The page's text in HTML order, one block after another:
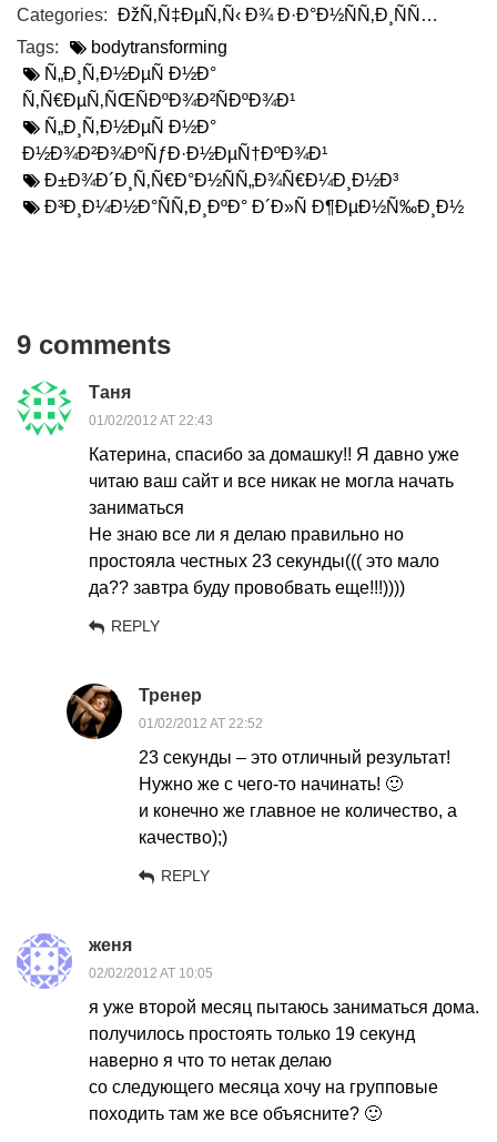
Categories: ÐžÑ‚Ñ‡ÐµÑ‚Ñ‹ Ð¾ Ð·Ð°Ð½ÑÑ‚Ð¸ÑÑ…
Tags:
bodytransforming
Ñ„Ð¸Ñ‚Ð½ÐµÑ Ð½Ð°
Ñ‚Ñ€ÐµÑ‚ÑŒÑÐºÐ¾Ð²ÑÐºÐ¾Ð¹
Ñ„Ð¸Ñ‚Ð½ÐµÑ Ð½Ð°
Ð½Ð¾Ð²Ð¾ÐºÑƒÐ·Ð½ÐµÑ†ÐºÐ¾Ð¹
Ð±Ð¾Ð´Ð¸Ñ‚Ñ€Ð°Ð½ÑÑ„Ð¾Ñ€Ð¼Ð¸Ð½Ð³
Ð³Ð¸Ð¼Ð½Ð°ÑÑ‚Ð¸ÐºÐ° Ð´Ð»Ñ Ð¶ÐµÐ½Ñ‰Ð¸Ð½
9 comments
Таня
01/02/2012 AT 22:43
Катерина, спасибо за домашку!! Я давно уже
читаю ваш сайт и все никак не могла начать
заниматься
Не знаю все ли я делаю правильно но
простояла честных 23 секунды((( это мало
да?? завтра буду провобвать еще!!!))))
REPLY
Тренер
01/02/2012 AT 22:52
23 секунды – это отличный результат!
Нужно же с чего-то начинать! 🙂
и конечно же главное не количество, а
качество);)
REPLY
женя
02/02/2012 AT 10:05
я уже второй месяц пытаюсь заниматься дома.
получилось простоять только 19 секунд
наверно я что то нетак делаю
со следующего месяца хочу на групповые
походить там же все объясните? 🙂